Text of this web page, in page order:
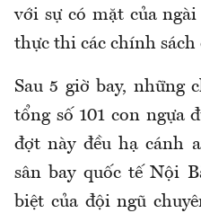
với sự có mặt của
thực thi các chính sách
Sau 5 giờ bay, những
tổng số 101 con ngựa
đợt này đều hạ cánh
sân bay quốc tế Nội
biệt của đội ngũ